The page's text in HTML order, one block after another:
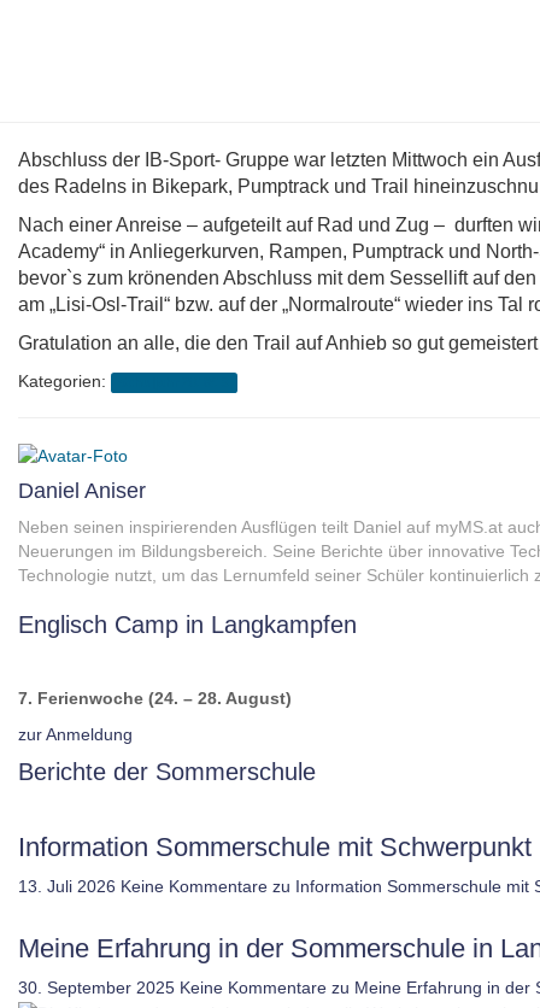
Abschluss der IB-Sport- Gruppe war letzten Mittwoch ein
des Radelns in Bikepark, Pumptrack und Trail
Nach einer Anreise – aufgeteilt auf Rad und Zug – durften
Academy“ in Anliegerkurven, Rampen, Pumptrack und
bevor`s zum krönenden Abschluss mit dem Sessellift auf
am „Lisi-Osl-Trail“ bzw. auf der „Normalroute“ wieder ins Tal
Gratulation an alle, die den Trail auf Anhieb so gut
Kategorien:
Daniel Aniser
Neben seinen inspirierenden Ausflügen teilt Daniel auf myMS.at
Neuerungen im Bildungsbereich. Seine Berichte über innovative
Technologie nutzt, um das Lernumfeld seiner Schüler kontinuierlich
Englisch Camp in Langkampfen
7. Ferienwoche (24. – 28. August)
zur Anmeldung
Berichte der Sommerschule
Information Sommerschule mit
13. Juli 2026 Keine Kommentare zu Information Sommerschule
Meine Erfahrung in der Sommerschule in
30. September 2025 Keine Kommentare zu Meine Erfahrung in der